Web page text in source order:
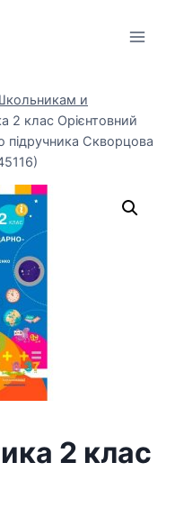
и
2 клас Орієнтовний
підручника Скворцова
2 клас